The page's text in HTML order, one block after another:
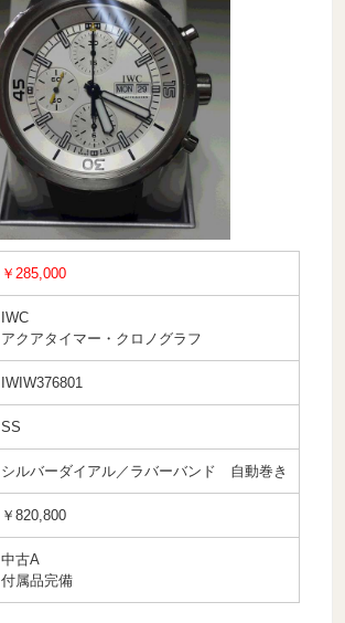
￥285,000
IWC
アクアタイマー・クロノグラフ
IWIW376801
SS
シルバーダイアル／ラバーバンド 自動巻き
￥820,800
中古A
付属品完備